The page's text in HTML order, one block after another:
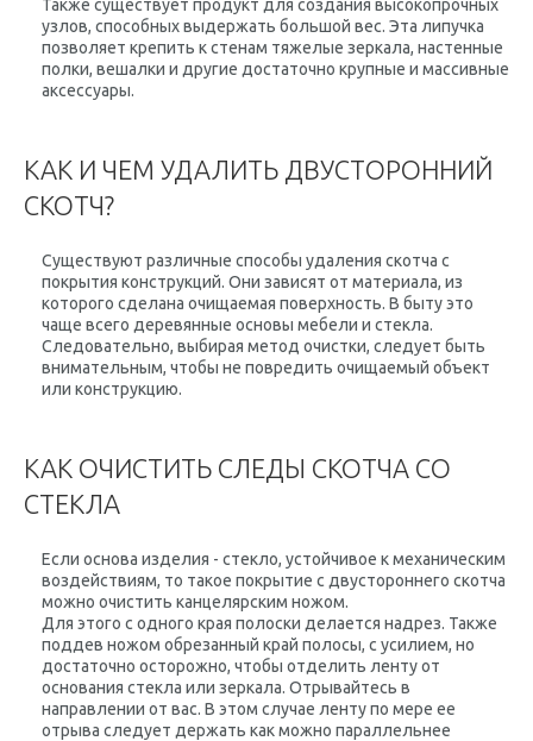
Также существует продукт для создания высокопрочных
узлов, способных выдержать большой вес. Эта липучка
позволяет крепить к стенам тяжелые зеркала, настенные
полки, вешалки и другие достаточно крупные и массивные
аксессуары.
КАК И ЧЕМ УДАЛИТЬ ДВУСТОРОННИЙ
СКОТЧ?
Существуют различные способы удаления скотча с
покрытия конструкций. Они зависят от материала, из
которого сделана очищаемая поверхность. В быту это
чаще всего деревянные основы мебели и стекла.
Следовательно, выбирая метод очистки, следует быть
внимательным, чтобы не повредить очищаемый объект
или конструкцию.
КАК ОЧИСТИТЬ СЛЕДЫ СКОТЧА СО
СТЕКЛА
Если основа изделия - стекло, устойчивое к механическим
воздействиям, то такое покрытие с двустороннего скотча
можно очистить канцелярским ножом.
Для этого с одного края полоски делается надрез. Также
поддев ножом обрезанный край полосы, с усилием, но
достаточно осторожно, чтобы отделить ленту от
основания стекла или зеркала. Отрывайтесь в
направлении от вас. В этом случае ленту по мере ее
отрыва следует держать как можно параллельнее